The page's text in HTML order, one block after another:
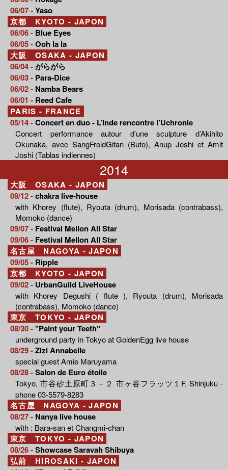
06/07 -Yaso
京都 KYOTO - JAPON
06/06 - Blue Eyes
06/05 -Ooh la la
大阪 OSAKA - JAPON
06/04 -がらがら
06/03 - Para-Dice
06/02 - Namba Bears
06/01 - Reed Cafe
PARIS - FRANCE
05/14 -Concert en duo - L’Inde rencontre l’Uchronie
Concert performance autour d’une sculpture d’Akihito
Okunaka, avec SangFroidGitan (Buto), Anup Joshi et Amit
Joshi (Tablas indiennes)
2014
大阪 OSAKA - JAPON
09/12 -chakra live-house
with Khorey (flute), Ryouta (drum), Morisada (contrabass),
Momoko (dance)
09/07 - Festival Mellon All Star
09/06 - Festival Mellon All Star
名古屋 NAGOYA - JAPON
09/05 - Ripple
京都 KYOTO - JAPON
09/02 - UrbanGuild LiveHouse
with Khorey Degushi ( flute ), Ryouta (drum), Morisada
(contrabass), Momoko (dance)
東京 TOKYO - JAPON
08/30 -"Paint your Teeth"
underground party in Tokyo at GoldenEgg live house
08/29 -Zizi Annabelle
special guest Amie Maruyama
08/28 -Salon de Euro étoile
Tokyo, 市谷砂土原町３－２ 市ヶ谷フラッツ１F, Shinjuku -
phone 03-5579-8283
名古屋 NAGOYA - JAPON
08/27 - Nanya live house
with : Bara-san et Changmi-chan
東京 TOKYO - JAPON
08/26 -Showcase Saravah Shibuya
弘前 HIROSAKI - JAPON